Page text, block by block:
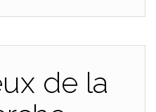
de la